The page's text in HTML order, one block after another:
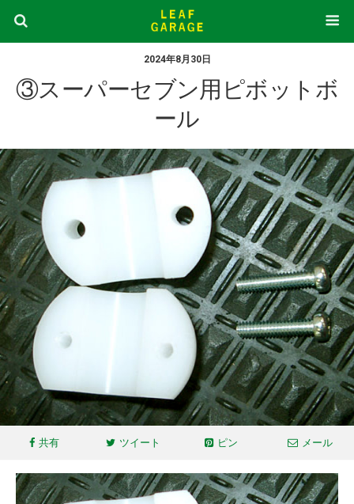
2024年8月30日
③スーパーセブン用ピボットボ
ール
共有 ツイート ピン メール